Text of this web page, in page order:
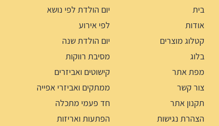
בית
אודות
קטלוג מוצרים
בלוג
מפת אתר
צור קשר
תקנון אתר
הצהרת נגישות
יום הולדת לפי נושא
לפי אירוע
יום הולדת שנה
מסיבת רווקות
קישוטים ואביזרים
ממתקים ואביזרי אפייה
חד פעמי מתכלה
הפתעות ואריזות